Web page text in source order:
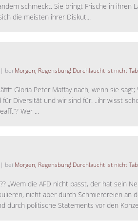
schmeckt. Sie bringt Frische in ihren
die meisten ihrer Diskut...
| bei Morgen, Regensburg! Durchlaucht ist nicht
Gloria Peter Maffay nach, wenn sie
für Diversität und wir sind für. ..ihr wisst
Wer ...
| bei Morgen, Regensburg! Durchlaucht ist nicht
„Wem die AFD nicht passt, der hat sein
nicht aber durch Schmierereien an
durch politische Statements vor den